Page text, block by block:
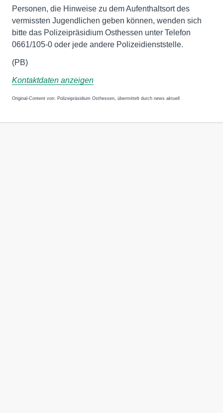
Personen, die Hinweise zu dem Aufenthaltsort des
vermissten Jugendlichen geben können, wenden sich
bitte das Polizeipräsidium Osthessen unter Telefon
0661/105-0 oder jede andere Polizeidienststelle.
(PB)
Kontaktdaten anzeigen
Original-Content von: Polizeipräsidium Osthessen, übermittelt durch news aktuell